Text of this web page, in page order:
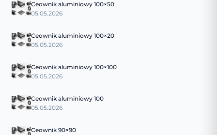
Ceownik aluminiowy 100×50
05.05.2026
Ceownik aluminiowy 100×20
05.05.2026
Ceownik aluminiowy 100×100
05.05.2026
Ceownik aluminiowy 100
05.05.2026
Ceownik 90×90